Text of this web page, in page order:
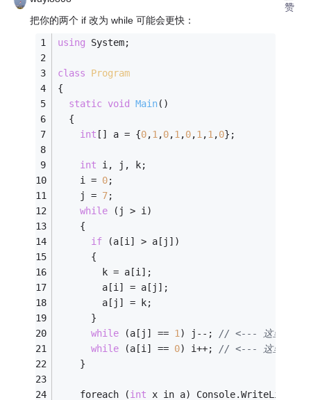
把你的两个 if 改为 while 可能会更快：
using System;
class
Program
{
static void Main()
  {
int [] a = {0,1 ,0,1 ,0,1 ,1 ,0};
int i, j, k;
    i =
0;
    j =
7;
while (j > i)
    {
if (a[i] > a[j])
      {
        k = a[i];
        a[i] = a[j];
        a[j] = k;
      }
while (a[j] == 1 ) j--; // <--- 这里的
while (a[i] == 0) i++; // <--- 这里的
    }
    foreach (
int x in a)
赞